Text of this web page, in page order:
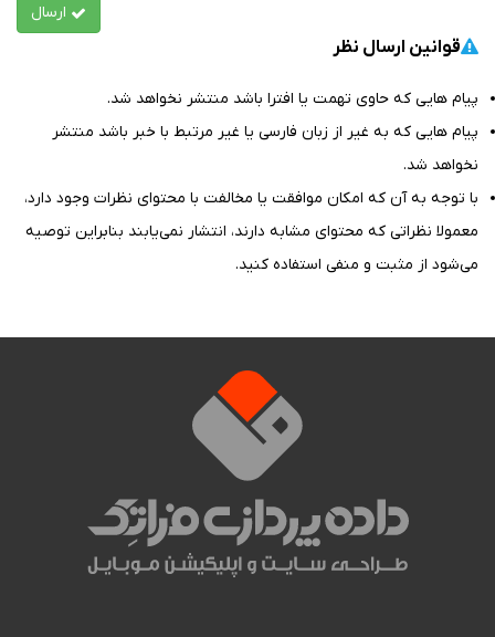
ارسال
قوانین ارسال نظر
پیام هایی که حاوی تهمت یا افترا باشد منتشر نخواهد شد.
پیام هایی که به غیر از زبان فارسی یا غیر مرتبط با خبر باشد منتشر
نخواهد شد.
با توجه به آن که امکان موافقت یا مخالفت با محتوای نظرات وجود دارد،
معمولا نظراتی که محتوای مشابه دارند، انتشار نمی‌یابند بنابراین توصيه
مي‌شود از مثبت و منفی استفاده کنید.